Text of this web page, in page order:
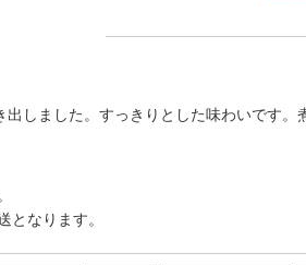
しました。すっきりとした味わいです
なります。